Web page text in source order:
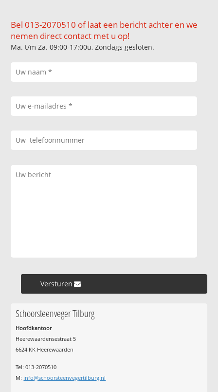
Bel 013-2070510 of laat een bericht achter en we
nemen direct contact met u op!
Ma. t/m Za. 09:00-17:00u, Zondags gesloten.
Versturen »
Schoorsteenveger Tilburg
Hoofdkantoor
Heerewaardensestraat 5
6624 KK Heerewaarden
Tel: 013-2070510
M: info@schoorsteenvegertilburg.nl